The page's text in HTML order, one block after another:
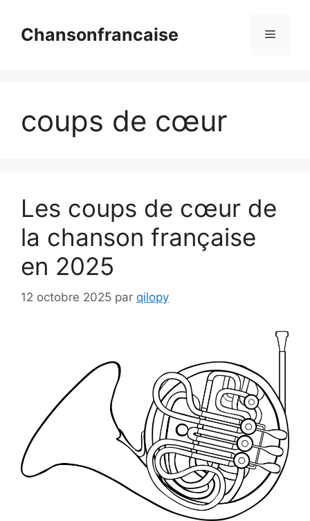
contenuChansonfrancaise Menu
coups de cœur
Les coups de cœur de
la chanson française
en 2025
12 octobre 2025 par qilopy